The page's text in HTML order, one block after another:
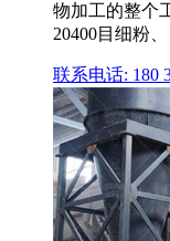
物加工的整个
20400目细粉、
联系电话: 180